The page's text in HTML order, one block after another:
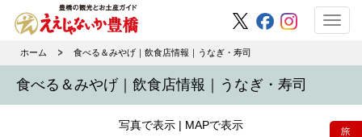
ホーム 食べる＆みやげ｜飲食店情報｜うなぎ・寿司
食べる＆みやげ｜飲食店情報｜うなぎ・寿司
写真で表示 | MAPで表示